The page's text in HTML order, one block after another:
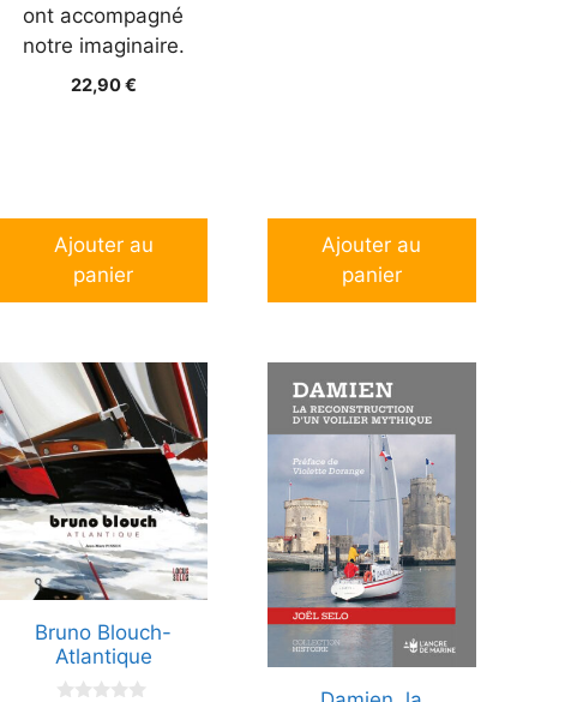
ont accompagné
notre imaginaire.
22,90€
Ajouter au
panier
Ajouter au
panier
Bruno Blouch-
Atlantique